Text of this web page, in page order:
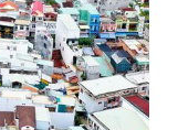
cáo
404
Chính sách bảo